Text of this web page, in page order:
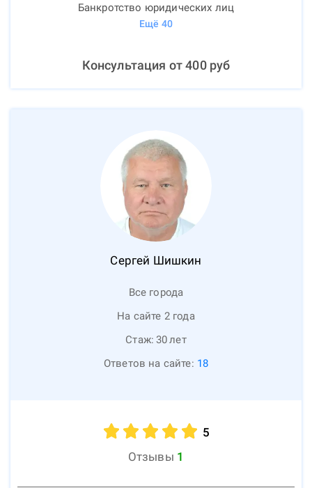
Банкротство юридических лиц
Ещё 40
Консультация от400руб
Сергей Шишкин
Все города
На сайте 2 года
Стаж: 30лет
Ответов на сайте: 18
5
Отзывы 1